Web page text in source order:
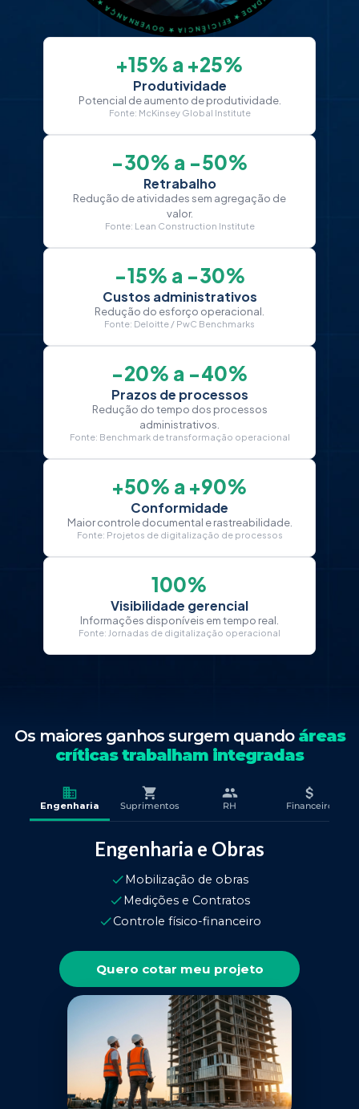
+15% a +25%
Produtividade
Potencial de aumento de produtividade.
Fonte: McKinsey Global Institute
−30% a −50%
Retrabalho
Redução de atividades sem agregação de
valor.
Fonte: Lean Construction Institute
−15% a −30%
Custos administrativos
Redução do esforço operacional.
Fonte: Deloitte / PwC Benchmarks
−20% a −40%
Prazos de processos
Redução do tempo dos processos
administrativos.
Fonte: Benchmark de transformação operacional
+50% a +90%
Conformidade
Maior controle documental e rastreabilidade.
Fonte: Projetos de digitalização de processos
100%
Visibilidade gerencial
Informações disponíveis em tempo real.
Fonte: Jornadas de digitalização operacional
Os maiores ganhos surgem quando áreas
críticas trabalham integradas
Engenharia Suprimentos RH Financeiro
Engenharia e Obras
Mobilização de obras
Medições e Contratos
Controle físico-financeiro
Quero cotar meu projeto